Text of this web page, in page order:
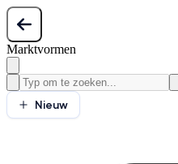
Marktvormen
Nieuw